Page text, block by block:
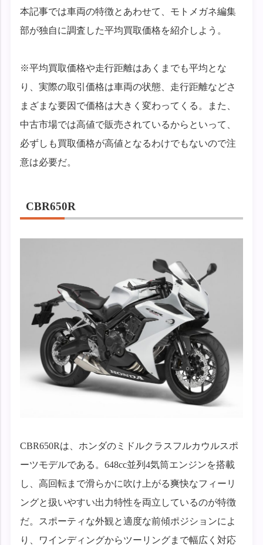
本記事では車両の特徴とあわせて、モトメガネ編集
部が独自に調査した平均買取価格を紹介しよう。
※平均買取価格や走行距離はあくまでも平均とな
り、実際の取引価格は車両の状態、走行距離などさ
まざまな要因で価格は大きく変わってくる。また、
中古市場では高値で販売されているからといって、
必ずしも買取価格が高値となるわけでもないので注
意は必要だ。
CBR650R
CBR650Rは、ホンダのミドルクラスフルカウルスポ
ーツモデルである。648cc並列4気筒エンジンを搭載
し、高回転まで滑らかに吹け上がる爽快なフィーリ
ングと扱いやすい出力特性を両立しているのが特徴
だ。スポーティな外観と適度な前傾ポジションによ
り、ワインディングからツーリングまで幅広く対応